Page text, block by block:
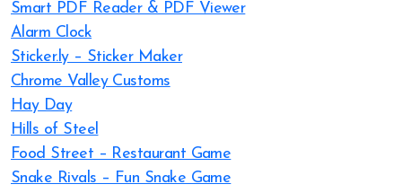
Smart PDF Reader & PDF Viewer
Alarm Clock
Sticker.ly – Sticker Maker
Chrome Valley Customs
Hay Day
Hills of Steel
Food Street – Restaurant Game
Snake Rivals – Fun Snake Game